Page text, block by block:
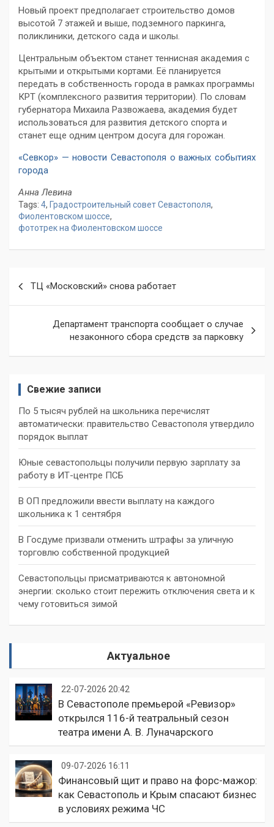
Новый проект предполагает строительство домов
высотой 7 этажей и выше, подземного паркинга,
поликлиники, детского сада и школы.
Центральным объектом станет теннисная академия с
крытыми и открытыми кортами. Её планируется
передать в собственность города в рамках программы
КРТ (комплексного развития территории). По словам
губернатора Михаила Развожаева, академия будет
использоваться для развития детского спорта и
станет еще одним центром досуга для горожан.
«Севкор» — новости Севастополя о важных событиях
города
Анна Левина
Tags: 4, Градостроительный совет Севастополя,
Фиолентовском шоссе,
фототрек на Фиолентовском шоссе
записям
ТЦ «Московский» снова работает
Департамент транспорта сообщает о случае
незаконного сбора средств за парковку
Свежие записи
По 5 тысяч рублей на школьника перечислят
автоматически: правительство Севастополя утвердило
порядок выплат
Юные севастопольцы получили первую зарплату за
работу в ИТ-центре ПСБ
В ОП предложили ввести выплату на каждого
школьника к 1 сентября
В Госдуме призвали отменить штрафы за уличную
торговлю собственной продукцией
Севастопольцы присматриваются к автономной
энергии: сколько стоит пережить отключения света и к
чему готовиться зимой
Актуальное
22-07-2026 20:42
В Севастополе премьерой «Ревизор»
открылся 116-й театральный сезон
театра имени А. В. Луначарского
09-07-2026 16:11
Финансовый щит и право на форс-мажор:
как Севастополь и Крым спасают бизнес
в условиях режима ЧС